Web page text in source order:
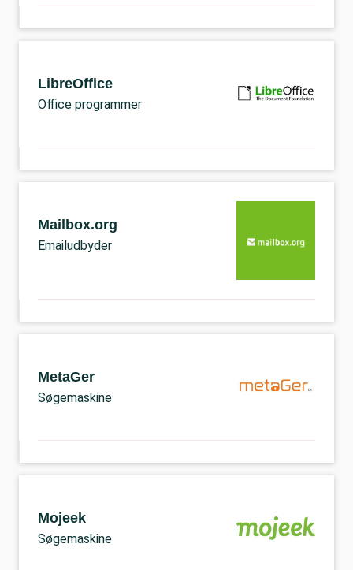
LibreOffice
Office programmer
Mailbox.org
Emailudbyder
MetaGer
Søgemaskine
Mojeek
Søgemaskine